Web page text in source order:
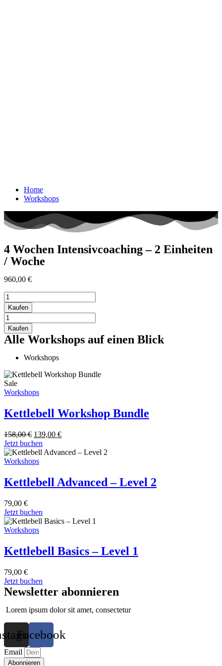
Menu
Home
Workshops
4 Wochen Intensivcoaching – 2 Einheiten
/ Woche
960,00 €
4
Wochen
Intensivcoaching
-
2
Einheiten
Woche
Kaufen
4
Wochen
Intensivcoaching
-
Einheiten
/
Woche
quantity
Kaufen
Alle Workshops auf einen Blick
Workshops
Sale
Workshops
Kettlebell Workshop Bundle
158,00€ 139,00 €
Jetzt buchen
Workshops
Kettlebell Advanced – Level 2
79,00 €
Jetzt buchen
Workshops
Kettlebell Basics – Level 1
79,00 €
Jetzt buchen
Newsletter abonnieren
Lorem ipsum dolor sit amet, consectetur
Facebook
Email
Abonnieren